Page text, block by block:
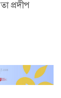
প্রদীপ